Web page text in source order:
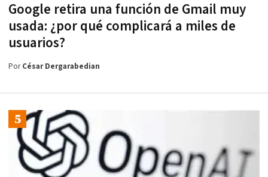
Google retira una función de Gmail muy
usada: ¿por qué complicará a miles de
usuarios?
PorCésar Dergarabedian